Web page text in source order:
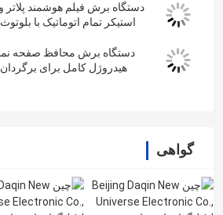
دستگاه برش فیلم هوشمند پلاتر
استیکر تمام اتوماتیک با
دستگاه برش محافظ صفحه
هیدروژل کامل برای
گواهی